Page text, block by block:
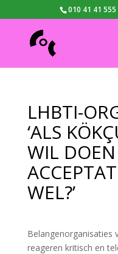
010 41 41 555
LHBTI-
‘ALS
WIL
WEL?’
Belangenorganisaties
reageren kritisch en